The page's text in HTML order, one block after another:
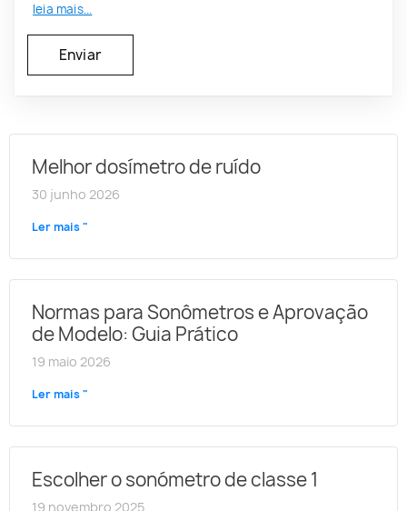
leia mais...
Melhor dosímetro de ruído
30 junho 2026
Ler mais "
Normas para Sonômetros e Aprovação
de Modelo: Guia Prático
19 maio 2026
Ler mais "
Escolher o sonómetro de classe 1
19 novembro 2025